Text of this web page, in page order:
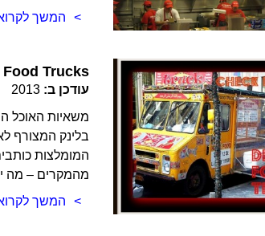
המשך
Food Trucks
עודכן ב: 2013
משאיות האוכל
בלינק המצורף
המומלצות
מהמקרים – מה
המשך